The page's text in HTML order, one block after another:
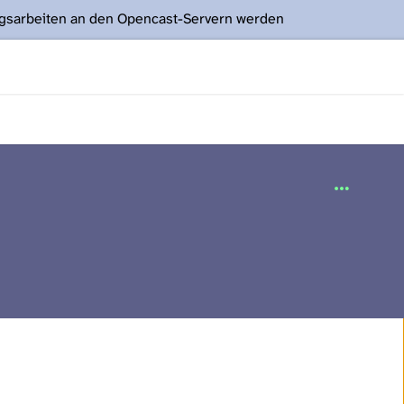
an den Opencast-Servern werden